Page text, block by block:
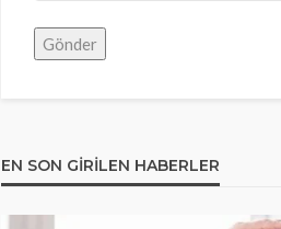
EN SON GIRILEN HABERLER